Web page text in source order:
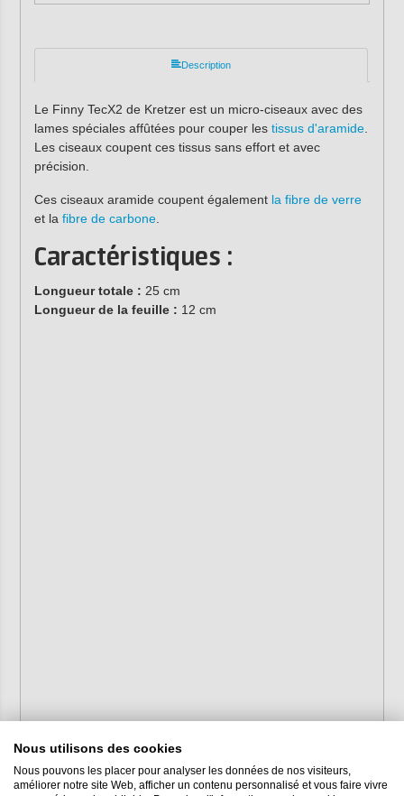
Description
Le Finny TecX2 de Kretzer est un micro-ciseaux avec des
lames spéciales affûtées pour couper les tissus d'aramide.
Les ciseaux coupent ces tissus sans effort et avec
précision.
Ces ciseaux aramide coupent également la fibre de verre
et la fibre de carbone.
Caractéristiques :
Longueur totale : 25 cm
Longueur de la feuille : 12 cm
Nous utilisons des cookies
Nous pouvons les placer pour analyser les données de nos visiteurs,
améliorer notre site Web, afficher un contenu personnalisé et vous faire vivre